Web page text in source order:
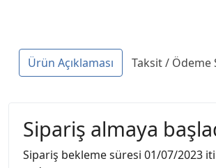
Ürün Açıklaması Taksit / Ödeme
Sipariş almaya
Sipariş bekleme süresi 01/07/2023